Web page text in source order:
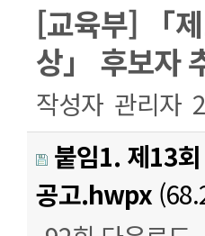
[교육부] 「
상」 후보자
작성자 관리자
붙임1. 제13
공고.hwpx